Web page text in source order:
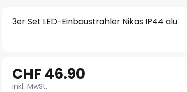
3er Set LED-Einbaustrahler Nikas IP44 alu
CHF 46.90
inkl. MwSt.